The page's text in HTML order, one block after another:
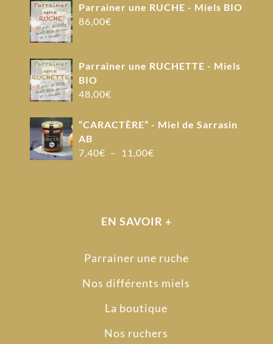
Parrainer une RUCHE - Miels BIO
86,00€
Parrainer une RUCHETTE - Miels
BIO
48,00€
“CARACTÈRE” - Miel de Sarrasin
AB
7,40€ – 11,00€Plage
11,00€
EN SAVOIR +
Parrainer une ruche
Nos différents miels
La boutique
Nos ruchers